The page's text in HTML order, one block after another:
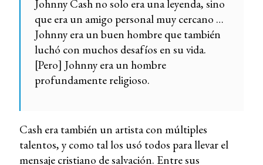
Johnny Cash no solo era una leyenda, sino
que era un amigo personal muy cercano …
Johnny era un buen hombre que también
luchó con muchos desafíos en su vida.
[Pero] Johnny era un hombre
profundamente religioso.
Cash era también un artista con múltiples
talentos, y como tal los usó todos para llevar el
mensaje cristiano de salvación. Entre sus